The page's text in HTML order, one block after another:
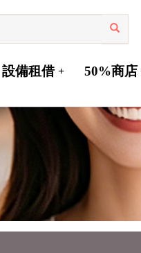
設備租借 + 50%商店